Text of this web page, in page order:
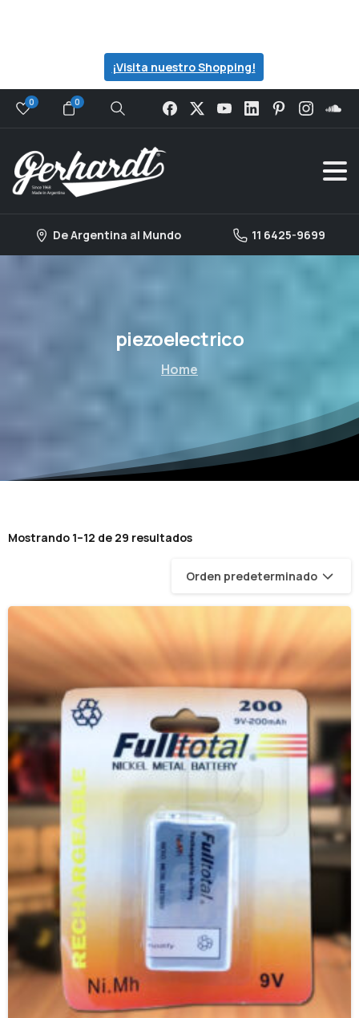
¡Visita nuestro Shopping!
0 0
Search
De Argentina al Mundo 11 6425-9699
piezoelectrico
Home
Mostrando 1–12 de 29 resultados
Orden predeterminado